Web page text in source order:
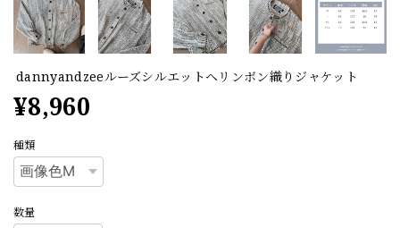
dannyandzeeルーズシルエットヘリンボン織りジャケット
¥8,960
種類
数量